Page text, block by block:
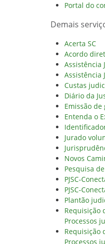
Portal do
Demais
Acerta SC
Acordo
Assistência
Assistência
Custas
Diário da
Emissão
Entenda o
Jurado
Novos
Pesquisa
PJSC-
PJSC-
Plantão
Requisição
Processos
Requisição
Processos